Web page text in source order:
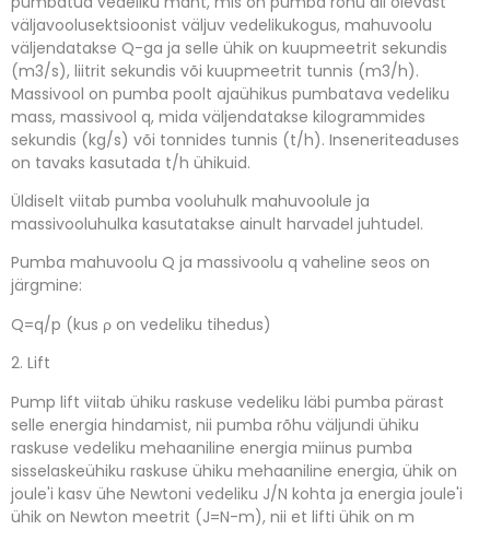
väljavoolusektsioonist väljuv vedelikukogus, mahuvoolu
väljendatakse Q-ga ja selle ühik on kuupmeetrit sekundis
(m3/s), liitrit sekundis või kuupmeetrit tunnis (m3/h).
Massivool on pumba poolt ajaühikus pumbatava vedeliku
mass, massivool q, mida väljendatakse kilogrammides
sekundis (kg/s) või tonnides tunnis (t/h). Inseneriteaduses
on tavaks kasutada t/h ühikuid.
Üldiselt viitab pumba vooluhulk mahuvoolule ja
massivooluhulka kasutatakse ainult harvadel juhtudel.
Pumba mahuvoolu Q ja massivoolu q vaheline seos on
järgmine:
Q=q/p (kus ρ on vedeliku tihedus)
2. Lift
Pump lift viitab ühiku raskuse vedeliku läbi pumba pärast
selle energia hindamist, nii pumba rõhu väljundi ühiku
raskuse vedeliku mehaaniline energia miinus pumba
sisselaskeühiku raskuse ühiku mehaaniline energia, ühik on
joule'i kasv ühe Newtoni vedeliku J/N kohta ja energia joule'i
ühik on Newton meetrit (J=N-m), nii et lifti ühik on m